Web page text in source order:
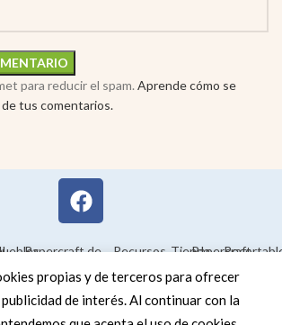
para reducir el spam. Aprende cómo se
tus comentarios.
Papercraft de
Maquetas en
Recursos
educativos
TiendaPapercraft
propias y de terceros para ofrecer
de interés. Al continuar con la